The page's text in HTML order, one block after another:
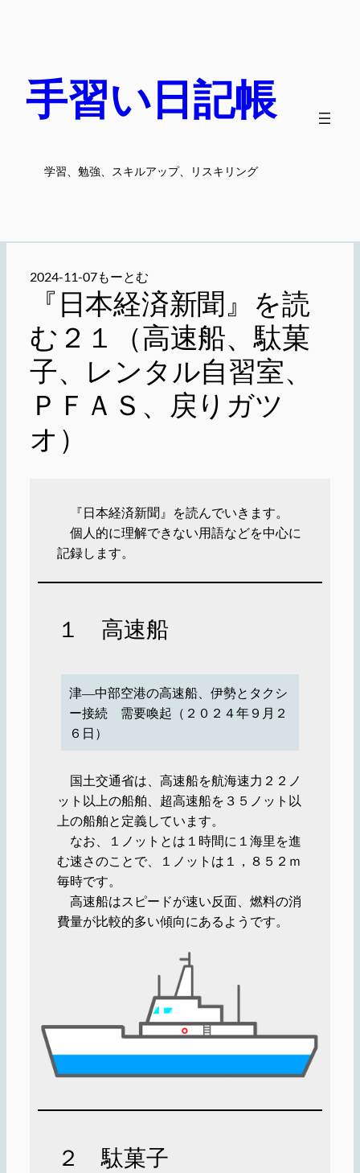
手習い日記帳
学習、勉強、スキルアップ、リスキリング
2024-11-07もーとむ
『日本経済新聞』を読
む２１（高速船、駄菓
子、レンタル自習室、
ＰＦＡＳ、戻りガツ
オ）
『日本経済新聞』を読んでいきます。
個人的に理解できない用語などを中心に
記録します。
１ 高速船
津―中部空港の高速船、伊勢とタクシ
ー接続 需要喚起（２０２４年９月２
６日）
国土交通省は、高速船を航海速力２２ノ
ット以上の船舶、超高速船を３５ノット以
上の船舶と定義しています。
なお、１ノットとは１時間に１海里を進
む速さのことで、１ノットは１，８５２ｍ
毎時です。
高速船はスピードが速い反面、燃料の消
費量が比較的多い傾向にあるようです。
２ 駄菓子